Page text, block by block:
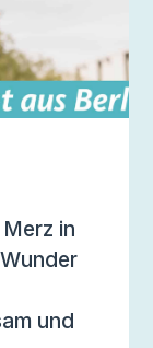
in
und